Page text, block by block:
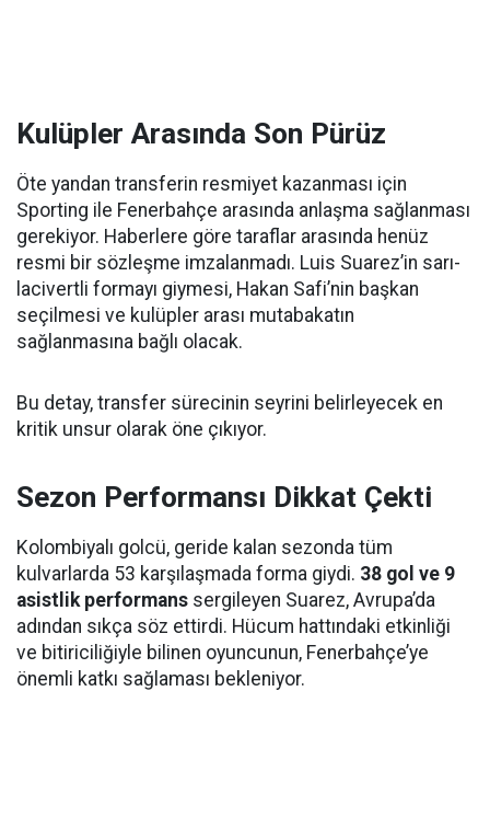
Kulüpler Arasında Son Pürüz
Öte yandan transferin resmiyet kazanması için
Sporting ile Fenerbahçe arasında anlaşma sağlanması
gerekiyor. Haberlere göre taraflar arasında henüz
resmi bir sözleşme imzalanmadı. Luis Suarez’in sarı-
lacivertli formayı giymesi, Hakan Safi’nin başkan
seçilmesi ve kulüpler arası mutabakatın
sağlanmasına bağlı olacak.
Bu detay, transfer sürecinin seyrini belirleyecek en
kritik unsur olarak öne çıkıyor.
Sezon Performansı Dikkat Çekti
Kolombiyalı golcü, geride kalan sezonda tüm
kulvarlarda 53 karşılaşmada forma giydi. 38 gol ve 9
asistlik performans sergileyen Suarez, Avrupa’da
adından sıkça söz ettirdi. Hücum hattındaki etkinliği
ve bitiriciliğiyle bilinen oyuncunun, Fenerbahçe’ye
önemli katkı sağlaması bekleniyor.